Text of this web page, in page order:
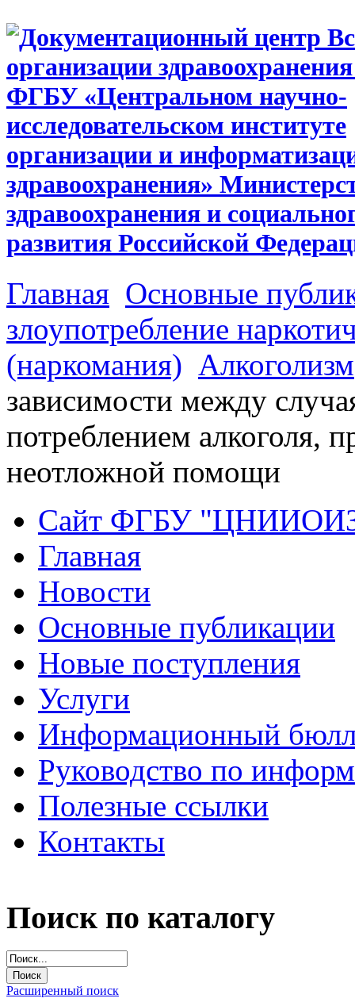
Главная Основные
злоупотребление
(наркомания) Алкоголизм
зависимости между
потреблением алкоголя,
неотложной помощи
Сайт ФГБУ
Главная
Новости
Основные публикации
Новые поступления
Услуги
Информационный
Руководство по
Полезные ссылки
Контакты
Поиск по каталогу
Расширенный поиск